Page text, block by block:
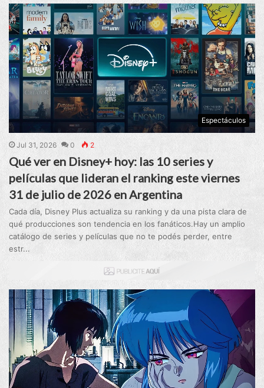
Espectáculos
Jul 31, 2026 0 2
Qué ver en Disney+ hoy: las 10 series y
películas que lideran el ranking este viernes
31 de julio de 2026 en Argentina
Cada día, Disney Plus actualiza su ranking y da una pista clara de
qué producciones son tendencia en los fanáticos.Hay un amplio
catálogo de series y películas que no te podés perder, entre
estr...